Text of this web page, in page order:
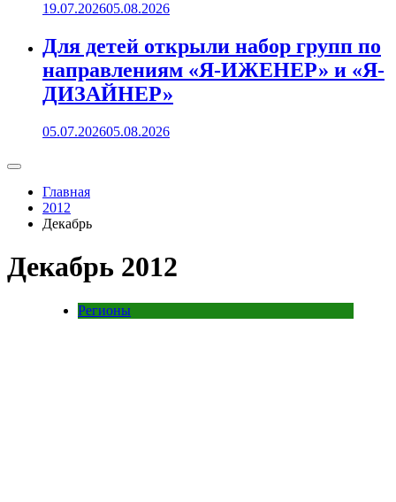
19.07.202605.08.2026
Для детей открыли набор групп по
направлениям «Я-ИЖЕНЕР» и «Я-
ДИЗАЙНЕР»
05.07.202605.08.2026
Главная
2012
Декабрь
Декабрь 2012
Регионы